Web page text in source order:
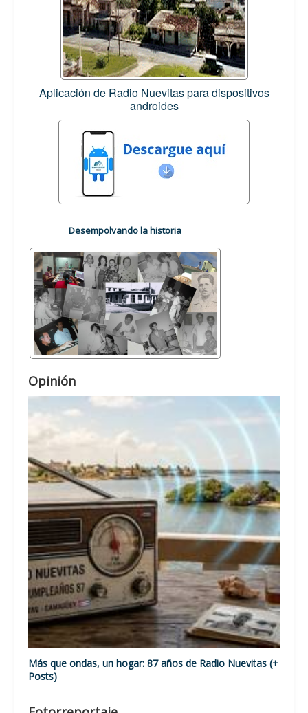
Aplicación de Radio Nuevitas para dispositivos
androides
Desempolvando la historia
Opinión
Más que ondas, un hogar: 87 años de Radio Nuevitas (+
Posts)